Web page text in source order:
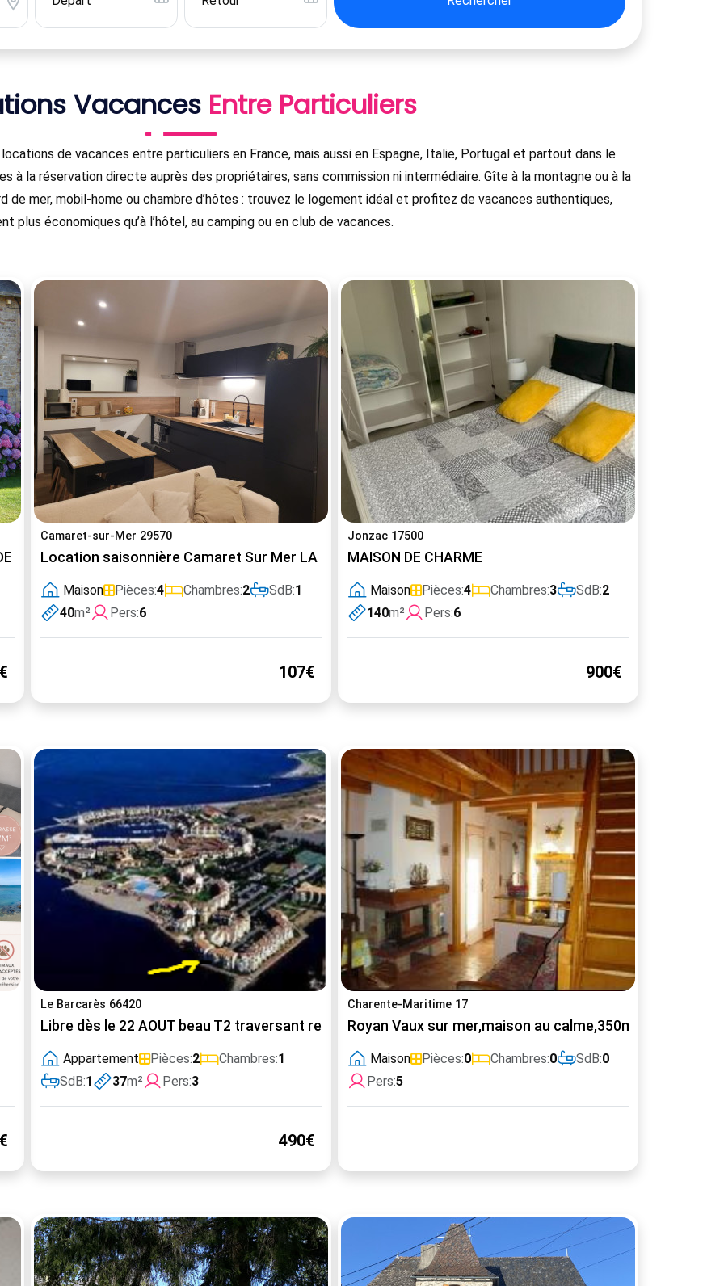
Vacances Entre Particuliers
de vacances entre particuliers en France, mais aussi en Espagne, Italie, Portugal et partout dans le
à la réservation directe auprès des propriétaires, sans commission ni intermédiaire. Gîte à la montagne ou à la
de mer, mobil-home ou chambre d’hôtes : trouvez le logement idéal et profitez de vacances authentiques,
plus économiques qu’à l’hôtel, au camping ou en club de vacances.
LA MER
Camaret-sur-Mer 29570
Location saisonnière Camaret Sur Mer LA SARDINE ARGENTEE
Maison Pièces:4 Chambres:2 SdB:1
40m² Pers:6
107€
Jonzac 17500
MAISON DE CHARME
Maison Pièces:4 Chambres:3 SdB:2
140m² Pers:6
900€
Le Barcarès 66420
Libre dès le 22 AOUT beau T2 traversant rez vue directe à 180° sur l'étang salé mer à moins de 5mn.
Appartement Pièces:2 Chambres:1
SdB:1 37m² Pers:3
490€
Charente-Maritime 17
Royan Vaux sur mer,maison au calme,350m plage,100m
Maison Pièces:0 Chambres:0 SdB:0
Pers:5